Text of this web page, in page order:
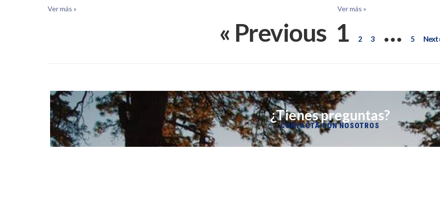
Ver más » Ver más »
« Previous 1 2 3 … 5 Next
¿Tienes preguntas?
CONTACTA CON NOSOTROS